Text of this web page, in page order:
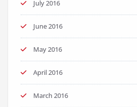
July 2016
June 2016
May 2016
April 2016
March 2016